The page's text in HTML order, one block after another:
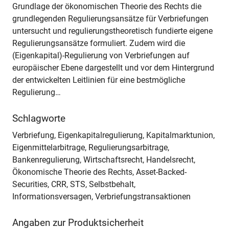
Grundlage der ökonomischen Theorie des Rechts die
grundlegenden Regulierungsansätze für Verbriefungen
untersucht und regulierungstheoretisch fundierte eigene
Regulierungsansätze formuliert. Zudem wird die
(Eigenkapital)-Regulierung von Verbriefungen auf
europäischer Ebene dargestellt und vor dem Hintergrund
der entwickelten Leitlinien für eine bestmögliche
Regulierung…
Schlagworte
Verbriefung, Eigenkapitalregulierung, Kapitalmarktunion,
Eigenmittelarbitrage, Regulierungsarbitrage,
Bankenregulierung, Wirtschaftsrecht, Handelsrecht,
Ökonomische Theorie des Rechts, Asset-Backed-
Securities, CRR, STS, Selbstbehalt,
Informationsversagen, Verbriefungstransaktionen
Angaben zur Produktsicherheit